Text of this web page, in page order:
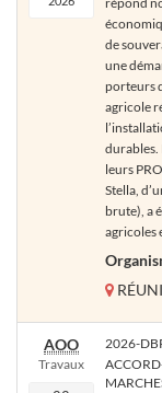
de
une
porteurs
agricole
durables.
leurs
Stella,
brute), a
agricoles
AOO
Travaux
2026-